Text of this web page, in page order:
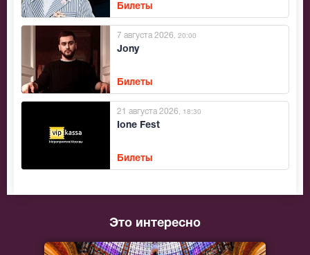
Билеты
Jony
7 августа 2026 , 20:00
Билеты
Ione Fest
21 августа 2026 , 18:30
Билеты
Это интересно